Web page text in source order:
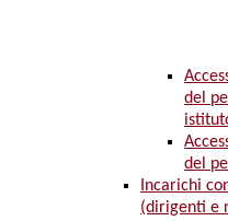
del
del
Incarichi
(dirigenti e